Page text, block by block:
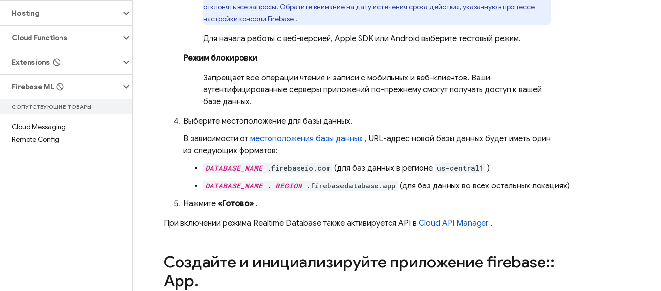
Hosting
Cloud Functions
Extensions
Firebase ML
СОПУТСТВУЮЩИЕ ТОВАРЫ
Cloud Messaging
Remote Config
отклонять все запросы. Обратите внимание на дату истечения срока действия, указанную в процессе
настройки консоли Firebase .
Для начала работы с веб-версией, Apple SDK или Android выберите тестовый режим.
Режим блокировки
Запрещает все операции чтения и записи с мобильных и веб-клиентов. Ваши
аутентифицированные серверы приложений по-прежнему смогут получать доступ к вашей
базе данных.
Выберите местоположение для базы данных.
В зависимости от местоположения базы данных , URL-адрес новой базы данных будет иметь один
из следующих форматов:
DATABASE_NAME.firebaseio.com (для баз данных в регионе us-central1 )
DATABASE_NAME. REGION.firebasedatabase.app (для баз данных во всех остальных локациях)
Нажмите «Готово» .
При включении режима Realtime Database также активируется API в Cloud API Manager .
Создайте и инициализируйте приложение firebase::
App.